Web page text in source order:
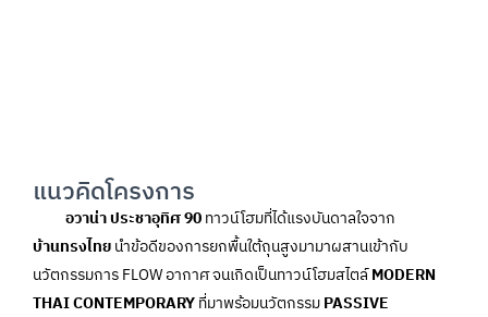
แนวคิดโครงการ
อวาน่า ประชาอุทิศ 90ทาวน์โฮมที่ได้แรงบันดาลใจจาก
บ้านทรงไทยนำข้อดีของการยกพื้นใต้ถุนสูงมามาผสานเข้ากับ
นวัตกรรมการ FLOW อากาศ จนเกิดเป็นทาวน์โฮมสไตล์MODERN
THAI CONTEMPORARYที่มาพร้อมนวัตกรรมPASSIVE